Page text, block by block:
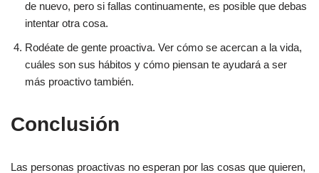
de nuevo, pero si fallas continuamente, es posible que debas
intentar otra cosa.
Rodéate de gente proactiva. Ver cómo se acercan a la vida,
cuáles son sus hábitos y cómo piensan te ayudará a ser
más proactivo también.
Conclusión
Las personas proactivas no esperan por las cosas que quieren,